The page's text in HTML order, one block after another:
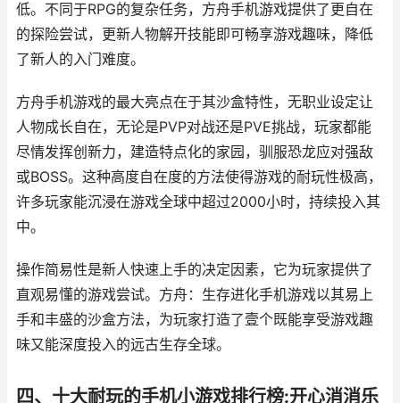
低。不同于RPG的复杂任务，方舟手机游戏提供了更自在
的探险尝试，更新人物解开技能即可畅享游戏趣味，降低
了新人的入门难度。
方舟手机游戏的最大亮点在于其沙盒特性，无职业设定让
人物成长自在，无论是PVP对战还是PVE挑战，玩家都能
尽情发挥创新力，建造特点化的家园，驯服恐龙应对强敌
或BOSS。这种高度自在度的方法使得游戏的耐玩性极高，
许多玩家能沉浸在游戏全球中超过2000小时，持续投入其
中。
操作简易性是新人快速上手的决定因素，它为玩家提供了
直观易懂的游戏尝试。方舟：生存进化手机游戏以其易上
手和丰盛的沙盒方法，为玩家打造了壹个既能享受游戏趣
味又能深度投入的远古生存全球。
四、十大耐玩的手机小游戏排行榜:开心消消乐